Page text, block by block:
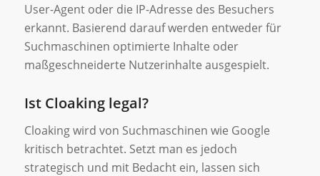
User-Agent oder die IP-Adresse des Besuchers
erkannt. Basierend darauf werden entweder für
Suchmaschinen optimierte Inhalte oder
maßgeschneiderte Nutzerinhalte ausgespielt.
Ist Cloaking legal?
Cloaking wird von Suchmaschinen wie Google
kritisch betrachtet. Setzt man es jedoch
strategisch und mit Bedacht ein, lassen sich